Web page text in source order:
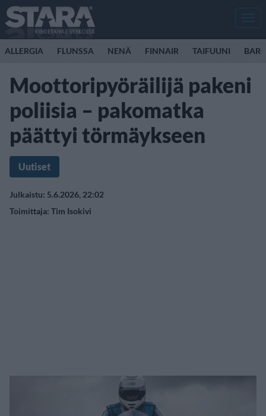
ALLERGIA FLUNSSA NENÄ FINNAIR TAIFUUNI
Moottoripyöräilijä pakeni
poliisia – pakomatka
päättyi törmäykseen
Uutiset
Julkaistu: 5.6.2026, 22:02
Toimittaja: Tim Isokivi